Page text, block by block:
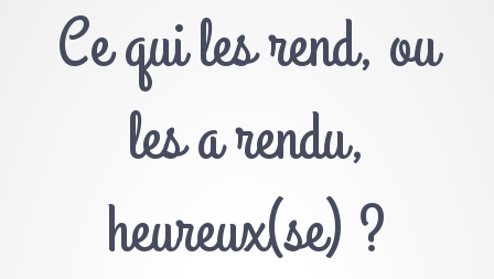
Ce qui les rend, ou
les a rendu,
heureux(se) ?